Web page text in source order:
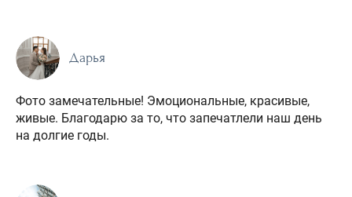
Дарья
Фото замечательные! Эмоциональные, красивые,
живые. Благодарю за то, что запечатлели наш день
на долгие годы.